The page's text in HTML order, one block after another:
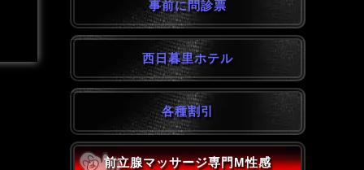
事前に問診票
西日暮里ホテル
各種割引
前立腺マッサージ専門M性感